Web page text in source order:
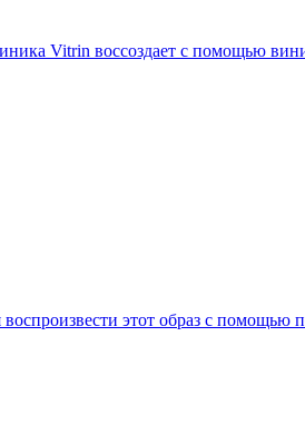
Vitrin воссоздает с помощью
этот образ с помощью